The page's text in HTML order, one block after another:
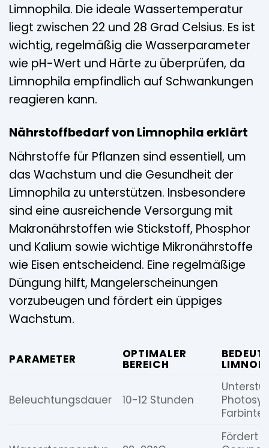
Limnophila. Die ideale Wassertemperatur
liegt zwischen 22 und 28 Grad Celsius. Es ist
wichtig, regelmäßig die Wasserparameter
wie pH-Wert und Härte zu überprüfen, da
Limnophila empfindlich auf Schwankungen
reagieren kann.
Nährstoffbedarf von Limnophila erklärt
Nährstoffe für Pflanzen sind essentiell, um
das Wachstum und die Gesundheit der
Limnophila zu unterstützen. Insbesondere
sind eine ausreichende Versorgung mit
Makronährstoffen wie Stickstoff, Phosphor
und Kalium sowie wichtige Mikronährstoffe
wie Eisen entscheidend. Eine regelmäßige
Düngung hilft, Mangelerscheinungen
vorzubeugen und fördert ein üppiges
Wachstum.
PARAMETER OPTIMALER
BEREICH
Beleuchtungsdauer 10-12 Stunden
Fördert